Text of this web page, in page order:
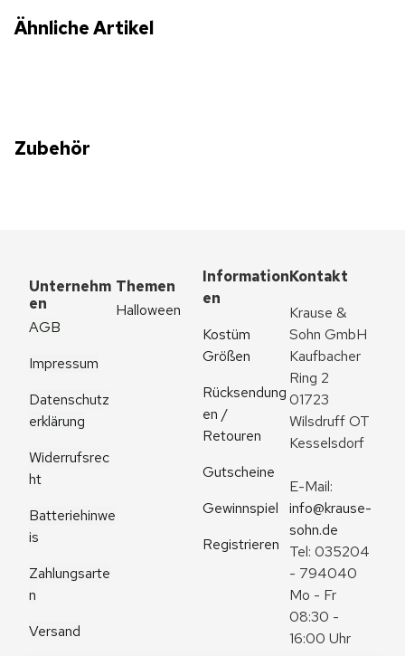
Ähnliche Artikel
Zubehör
Unternehm
en
AGB
Impressum
Datenschutz
erklärung
Widerrufsrec
ht
Batteriehinwe
is
Zahlungsarte
n
Versand
Themen
Halloween
Information
en
Kostüm
Größen
Rücksendung
en /
Retouren
Gutscheine
Gewinnspiel
Registrieren
Kontakt
Krause &
Sohn GmbH
Kaufbacher
Ring 2
01723
Wilsdruff OT
Kesselsdorf
info@krause-
sohn.de
Tel: 035204
- 794040
Mo - Fr
08:30 -
16:00 Uhr